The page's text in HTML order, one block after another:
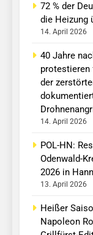
72 % der
die Heizung
14. April 2026
40 Jahre
protestieren
der
14. April 2026
POL-HN:
Odenwald-
2026 in
13. April 2026
Heißer
Napoleon